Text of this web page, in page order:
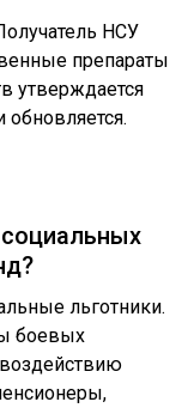
НСУ
препараты
утверждается
льготники.
боевых